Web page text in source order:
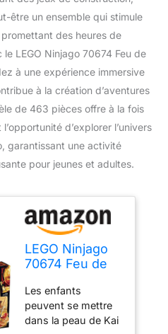
être un ensemble qui stimule
des heures de
LEGO Ninjago 70674 Feu de
à une expérience immersive
à la création d’aventures
de 463 pièces offre à la fois
d’explorer l’univers
garantissant une activité
pour jeunes et adultes.
LEGO Ninjago
70674 Feu de
pièces)
Les enfants
peuvent se mettre
dans la peau de Kai